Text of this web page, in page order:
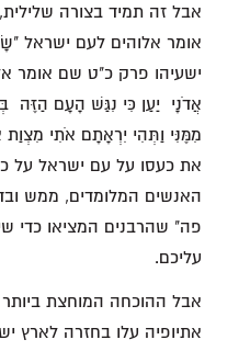
אבל זה תמיד בצורה
אומר אלוהים לעם ישראל
ישעיהו פרק כ"ט שם אומר
אֲדֹנָי יַעַן כִּי נִגַּשׁ הָעָם הַזֶּה
מִמֶּנִּי וַתְּהִי יִרְאָתָם אֹתִי
את כעסו על עם ישראל על
האנשים המלומדים, ממש
פה" שהרבנים המציאו כדי
עליכם.
אבל ההוכחה המוחצת ביותר
אתיופיה עלו בחזרה לארץ